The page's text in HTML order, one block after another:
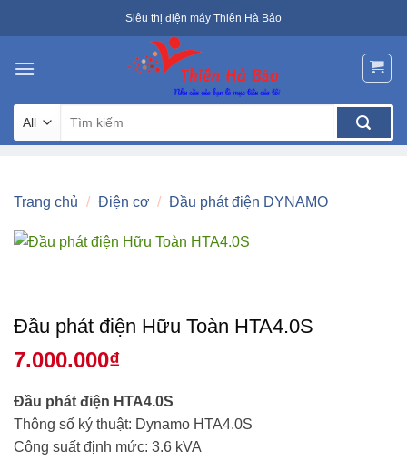
to
Siêu thị điện máy Thiên Hà Bảo
kiếm:
Trang chủ / Điện cơ / Đầu phát điện DYNAMO
Đầu phát điện Hữu Toàn HTA4.0S
7.000.000₫
Đầu phát điện HTA4.0S
Thông số ký thuật: Dynamo HTA4.0S
Công suất định mức: 3.6 kVA